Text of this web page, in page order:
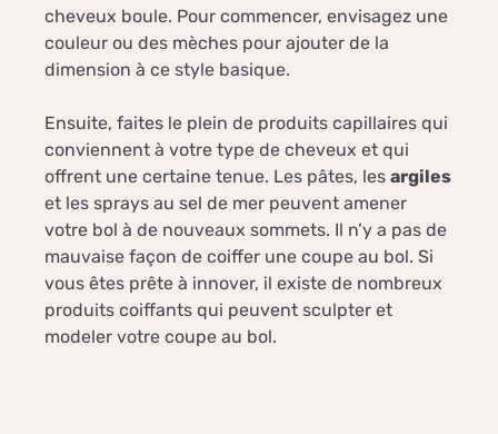
cheveux boule. Pour commencer, envisagez une
couleur ou des mèches pour ajouter de la
dimension à ce style basique.
Ensuite, faites le plein de produits capillaires qui
conviennent à votre type de cheveux et qui
offrent une certaine tenue. Les pâtes, les argiles
et les sprays au sel de mer peuvent amener
votre bol à de nouveaux sommets. Il n’y a pas de
mauvaise façon de coiffer une coupe au bol. Si
vous êtes prête à innover, il existe de nombreux
produits coiffants qui peuvent sculpter et
modeler votre coupe au bol.